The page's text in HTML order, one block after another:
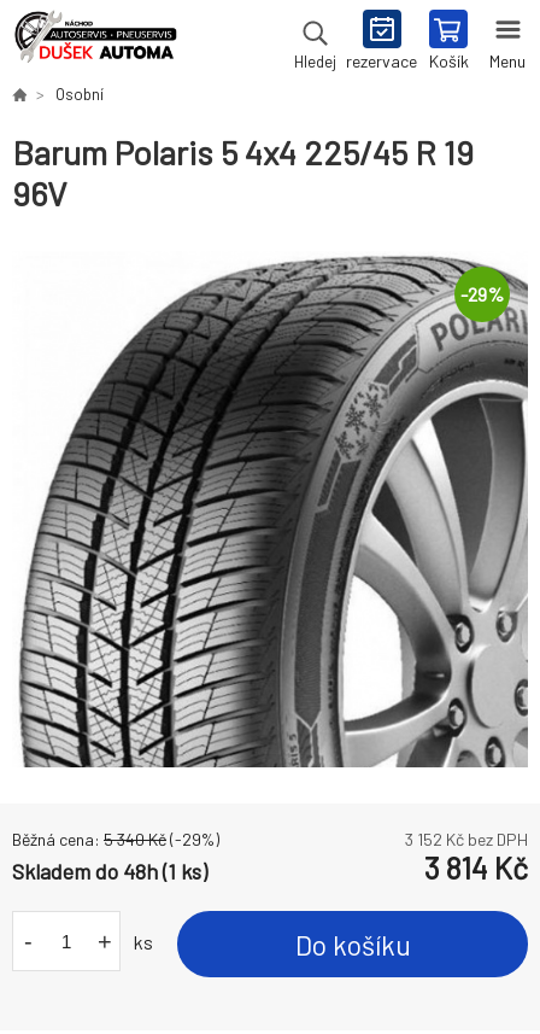
Hledej rezervace Košík Menu
Osobní
Barum Polaris 5 4x4 225/45 R 19
96V
-29%
Běžná cena: 5 340Kč(-29%) 3 152 Kč bez DPH
Skladem do 48h (1 ks) 3 814 Kč
- + ks Do košíku